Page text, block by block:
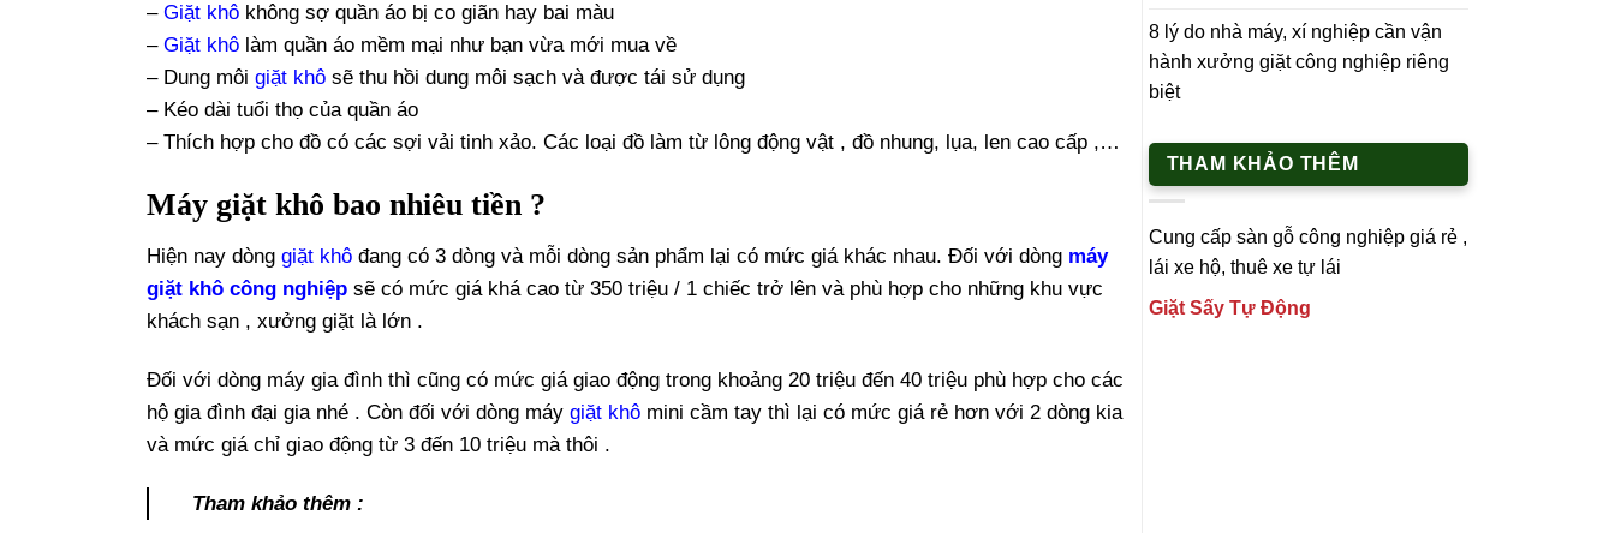
– Giặt khô không sợ quần áo bị co giãn hay bai màu
– Giặt khô làm quần áo mềm mại như bạn vừa mới mua về
– Dung môi giặt khô sẽ thu hồi dung môi sạch và được tái sử dụng
– Kéo dài tuổi thọ của quần áo
– Thích hợp cho đồ có các sợi vải tinh xảo. Các loại đồ làm từ lông động vật , đồ nhung, lụa, len cao cấp ,…
Máy giặt khô bao nhiêu tiền ?
Hiện nay dòng giặt khô đang có 3 dòng và mỗi dòng sản phẩm lại có mức giá khác nhau. Đối với dòng máy
giặt khô công nghiệp sẽ có mức giá khá cao từ 350 triệu / 1 chiếc trở lên và phù hợp cho những khu vực
khách sạn , xưởng giặt là lớn .
Đối với dòng máy gia đình thì cũng có mức giá giao động trong khoảng 20 triệu đến 40 triệu phù hợp cho các
hộ gia đình đại gia nhé . Còn đối với dòng máy giặt khô mini cầm tay thì lại có mức giá rẻ hơn với 2 dòng kia
và mức giá chỉ giao động từ 3 đến 10 triệu mà thôi .
Tham khảo thêm :
8 lý do nhà máy, xí nghiệp cần vận
hành xưởng giặt công nghiệp riêng
biệt
THAM KHẢO THÊM
Cung cấp sàn gỗ công nghiệpgiá rẻ ,
lái xe hộ, thuê xe tự lái
Giặt Sấy Tự Động